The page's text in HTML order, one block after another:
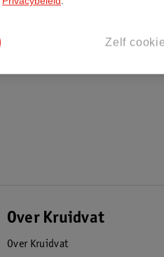
Over Kruidvat
Over Kruidvat
Zelf